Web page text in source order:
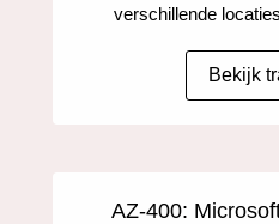
verschillende
Bekijk
AZ-400: